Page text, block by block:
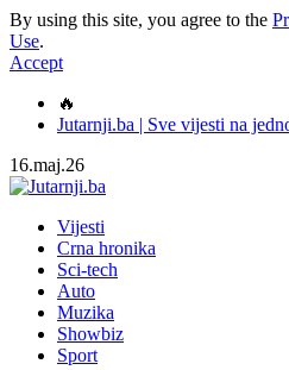
By using this site, you agree to the
Use.
Accept
🔥
Jutarnji.ba | Sve vijesti na
16.maj.26
Vijesti
Crna hronika
Sci-tech
Auto
Muzika
Showbiz
Sport